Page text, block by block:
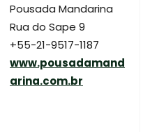
Pousada Mandarina
Rua do Sape 9
+55-21-9517-1187
www.pousadamand
arina.com.br